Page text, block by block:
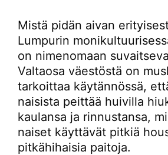
Mistä pidän aivan
Lumpurin
on nimenomaan
Valtaosa väestöstä on
tarkoittaa käytännössä,
naisista peittää huivilla
kaulansa ja rinnustansa,
naiset käyttävät pitkiä
pitkähihaisia paitoja.